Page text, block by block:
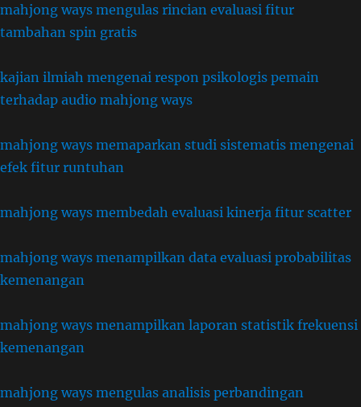
mahjong ways mengulas rincian evaluasi fitur
tambahan spin gratis
kajian ilmiah mengenai respon psikologis pemain
terhadap audio mahjong ways
mahjong ways memaparkan studi sistematis mengenai
efek fitur runtuhan
mahjong ways membedah evaluasi kinerja fitur scatter
mahjong ways menampilkan data evaluasi probabilitas
kemenangan
mahjong ways menampilkan laporan statistik frekuensi
kemenangan
mahjong ways mengulas analisis perbandingan